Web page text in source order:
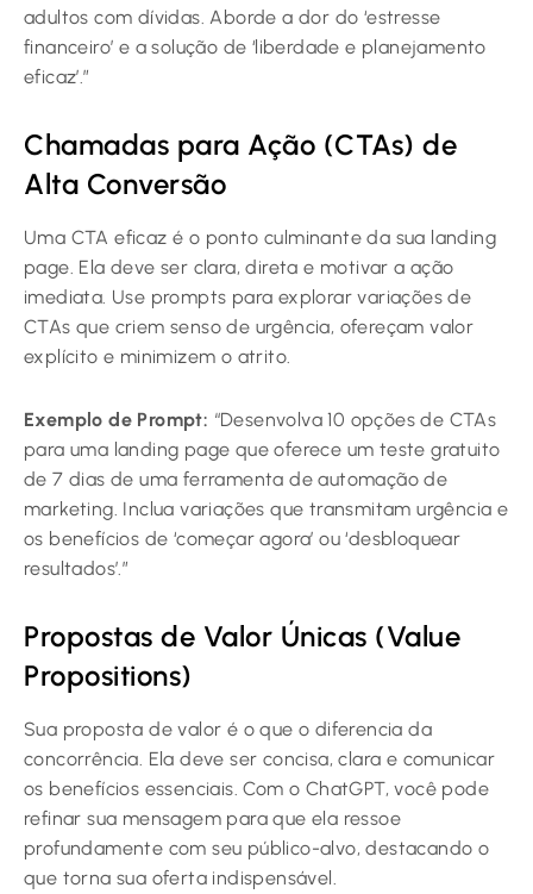
adultos com dívidas. Aborde a dor do ‘estresse
financeiro’ e a solução de ‘liberdade e planejamento
eficaz’.”
Chamadas para Ação (CTAs) de
Alta Conversão
Uma CTA eficaz é o ponto culminante da sua landing
page. Ela deve ser clara, direta e motivar a ação
imediata. Use prompts para explorar variações de
CTAs que criem senso de urgência, ofereçam valor
explícito e minimizem o atrito.
Exemplo de Prompt: “Desenvolva 10 opções de CTAs
para uma landing page que oferece um teste gratuito
de 7 dias de uma ferramenta de automação de
marketing. Inclua variações que transmitam urgência e
os benefícios de ‘começar agora’ ou ‘desbloquear
resultados’.”
Propostas de Valor Únicas (Value
Propositions)
Sua proposta de valor é o que o diferencia da
concorrência. Ela deve ser concisa, clara e comunicar
os benefícios essenciais. Com o ChatGPT, você pode
refinar sua mensagem para que ela ressoe
profundamente com seu público-alvo, destacando o
que torna sua oferta indispensável.